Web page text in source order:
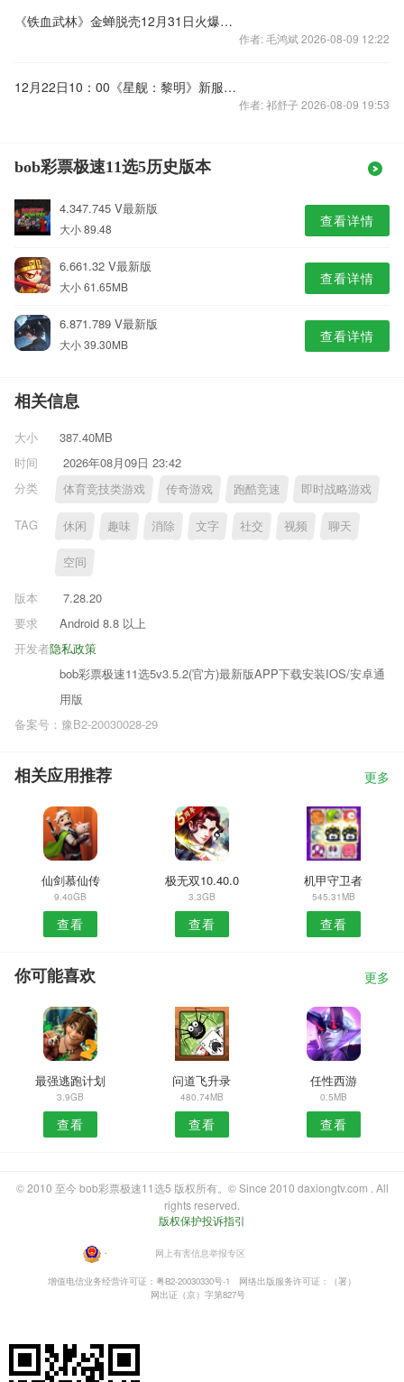
《铁血武林》金蝉脱壳12月31日火爆开启
作者: 毛鸿斌 2026-08-09 12:22
12月22日10：00《星舰：黎明》新服“天鹅星座”
作者: 祁舒子 2026-08-09 19:53
bob彩票极速11选5历史版本
4.347.745 V最新版
大小 89.48 查看详情
6.661.32 V最新版
大小 61.65MB 查看详情
6.871.789 V最新版
大小 39.30MB 查看详情
相关信息
大小
387.40MB
时间
2026年08月09日 23:42
分类
体育竞技类游戏 传奇游戏 跑酷竞速 即时战略游戏
TAG 休闲 趣味 消除 文字 社交 视频 聊天
空间
版本
7.28.20
要求
Android 8.8 以上
隐私政策
开发者
bob彩票极速11选5v3.5.2(官方)最新版APP下载安装IOS/安卓通
用版
备案号：豫B2-20030028-29
相关应用推荐 更多
仙剑慕仙传
9.40GB
查看
极无双10.40.0
3.3GB
查看
机甲守卫者
545.31MB
查看
你可能喜欢 更多
最强逃跑计划
3.9GB
查看
问道飞升录
480.74MB
查看
任性西游
0.5MB
查看
© 2010 至今 bob彩票极速11选5 版权所有。© Since 2010 daxiongtv.com . All
rights reserved.
版权保护投诉指引
・ 网上有害信息举报专区
增值电信业务经营许可证：粤B2-20030330号-1
网络出版服务许可证：（署）
网出证（京）字第827号